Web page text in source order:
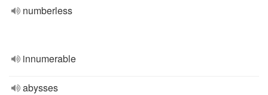
numberless
innumerable
abysses